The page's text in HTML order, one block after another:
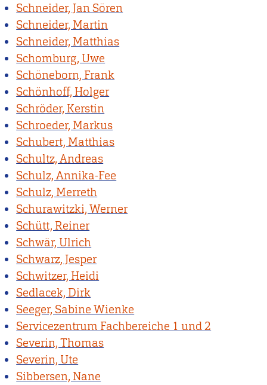
Schneider, Jan Sören
Schneider, Martin
Schneider, Matthias
Schomburg, Uwe
Schöneborn, Frank
Schönhoff, Holger
Schröder, Kerstin
Schroeder, Markus
Schubert, Matthias
Schultz, Andreas
Schulz, Annika-Fee
Schulz, Merreth
Schurawitzki, Werner
Schütt, Reiner
Schwär, Ulrich
Schwarz, Jesper
Schwitzer, Heidi
Sedlacek, Dirk
Seeger, Sabine Wienke
Servicezentrum Fachbereiche 1 und 2
Severin, Thomas
Severin, Ute
Sibbersen, Nane